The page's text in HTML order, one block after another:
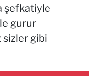
şefkatiyle
gurur
sizler gibi